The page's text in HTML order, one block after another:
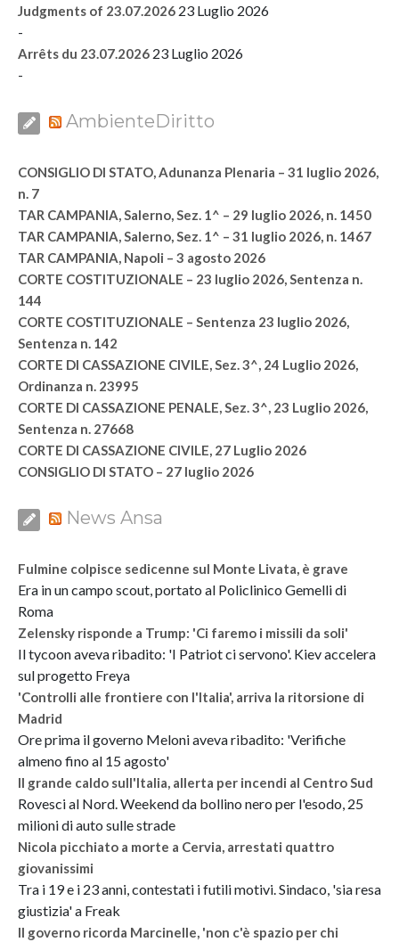
Judgments of 23.07.2026 23 Luglio 2026
-
Arrêts du 23.07.2026 23 Luglio 2026
-
AmbienteDiritto
CONSIGLIO DI STATO, Adunanza Plenaria – 31 luglio 2026,
n. 7
TAR CAMPANIA, Salerno, Sez. 1^ – 29 luglio 2026, n. 1450
TAR CAMPANIA, Salerno, Sez. 1^ – 31 luglio 2026, n. 1467
TAR CAMPANIA, Napoli – 3 agosto 2026
CORTE COSTITUZIONALE – 23 luglio 2026, Sentenza n.
144
CORTE COSTITUZIONALE – Sentenza 23 luglio 2026,
Sentenza n. 142
CORTE DI CASSAZIONE CIVILE, Sez. 3^, 24 Luglio 2026,
Ordinanza n. 23995
CORTE DI CASSAZIONE PENALE, Sez. 3^, 23 Luglio 2026,
Sentenza n. 27668
CORTE DI CASSAZIONE CIVILE, 27 Luglio 2026
CONSIGLIO DI STATO – 27 luglio 2026
News Ansa
Fulmine colpisce sedicenne sul Monte Livata, è grave
Era in un campo scout, portato al Policlinico Gemelli di
Roma
Zelensky risponde a Trump: 'Ci faremo i missili da soli'
Il tycoon aveva ribadito: 'I Patriot ci servono'. Kiev accelera
sul progetto Freya
'Controlli alle frontiere con l'Italia', arriva la ritorsione di
Madrid
Ore prima il governo Meloni aveva ribadito: 'Verifiche
almeno fino al 15 agosto'
Il grande caldo sull'Italia, allerta per incendi al Centro Sud
Rovesci al Nord. Weekend da bollino nero per l'esodo, 25
milioni di auto sulle strade
Nicola picchiato a morte a Cervia, arrestati quattro
giovanissimi
Tra i 19 e i 23 anni, contestati i futili motivi. Sindaco, 'sia resa
giustizia' a Freak
Il governo ricorda Marcinelle, 'non c'è spazio per chi